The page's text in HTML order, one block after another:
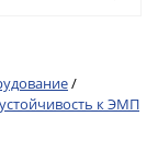
/
к ЭМП